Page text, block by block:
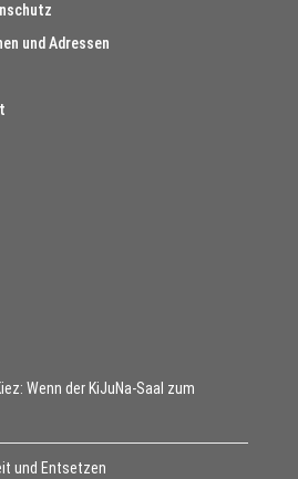
und Adressen
Wenn der KiJuNa-Saal zum
und Entsetzen